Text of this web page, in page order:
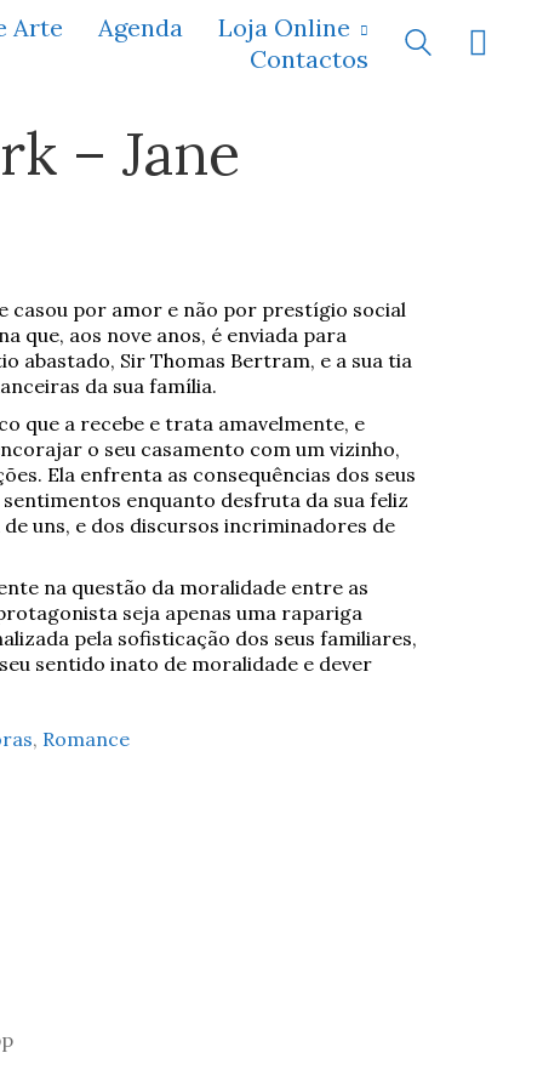
Arte Agenda
Loja Online
Contactos
– Jane
casou por amor e não por prestígio social
que, aos nove anos, é enviada para
abastado, Sir Thomas Bertram, e a sua tia
da sua família.
que a recebe e trata amavelmente, e
o seu casamento com um vizinho,
Ela enfrenta as consequências dos seus
enquanto desfruta da sua feliz
uns, e dos discursos incriminadores de
na questão da moralidade entre as
seja apenas uma rapariga
pela sofisticação dos seus familiares,
sentido inato de moralidade e dever
, Romance